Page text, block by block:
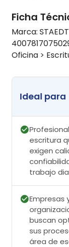
Ficha
Marca:
Oficina >
Ideal para
escritura
exigen
trabajo
Empresas
buscan
sus
área de